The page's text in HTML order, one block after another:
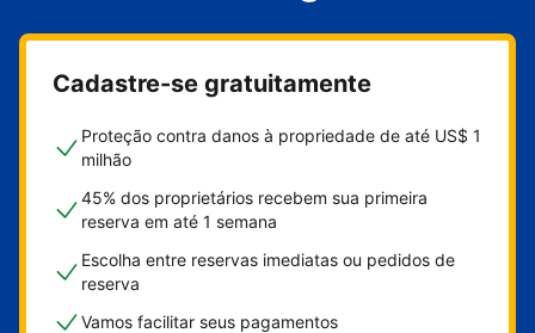
sua casa
Cadastre-se gratuitamente
Proteção contra danos à propriedade de até US$ 1
milhão
45% dos proprietários recebem sua primeira
reserva em até 1 semana
Escolha entre reservas imediatas ou pedidos de
reserva
Vamos facilitar seus pagamentos